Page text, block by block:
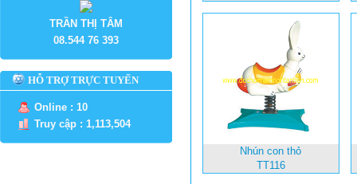
TRẦN THỊ TÂM
08.544 76 393
HỖ TRỢ TRỰC TUYẾN
Online : 10
Truy cập : 1,113,504
Nhún con thỏ
TT116